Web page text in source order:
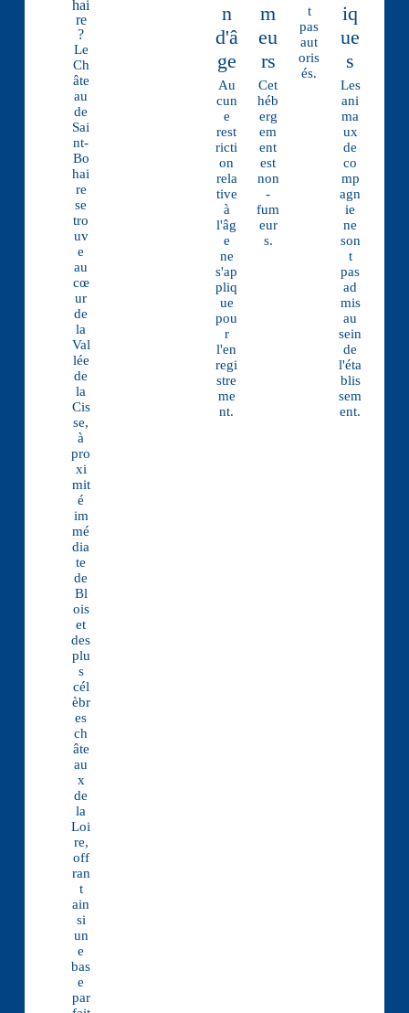
hai
re
?
Le
Ch
âte
au
de
Sai
nt-
Bo
hai
re
se
tro
uv
e
au
cœ
ur
de
la
Val
lée
de
la
Cis
se,
à
pro
xi
mit
é
im
mé
dia
te
de
Bl
ois
et
des
plu
s
cél
èbr
es
ch
âte
au
x
de
la
Loi
re,
off
ran
t
ain
si
un
e
bas
e
par
n
d'â
ge
Au
cun
e
rest
ricti
on
rela
tive
à
l'âg
e
ne
s'ap
pliq
ue
pou
r
l'en
regi
stre
me
nt.
m
eu
rs
Cet
héb
erg
em
ent
est
non
-
fum
eur
s.
t
pas
aut
oris
és.
iq
ue
s
Les
ani
ma
ux
de
co
mp
agn
ie
ne
son
t
pas
ad
mis
au
sein
de
l'éta
blis
sem
ent.